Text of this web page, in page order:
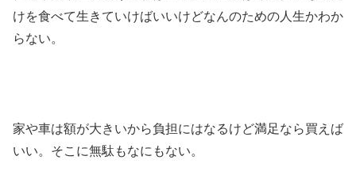
けを食べて生きていけばいいけどなんのための人生かわか
らない。
家や車は額が大きいから負担にはなるけど満足なら買えば
いい。そこに無駄もなにもない。